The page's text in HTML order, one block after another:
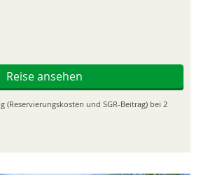
Reise ansehen
(Reservierungskosten und SGR-Beitrag) bei 2